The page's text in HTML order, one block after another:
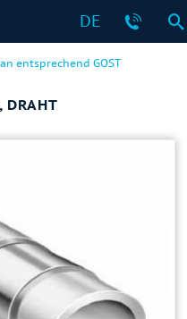
DE
entsprechend GOST
DRAHT